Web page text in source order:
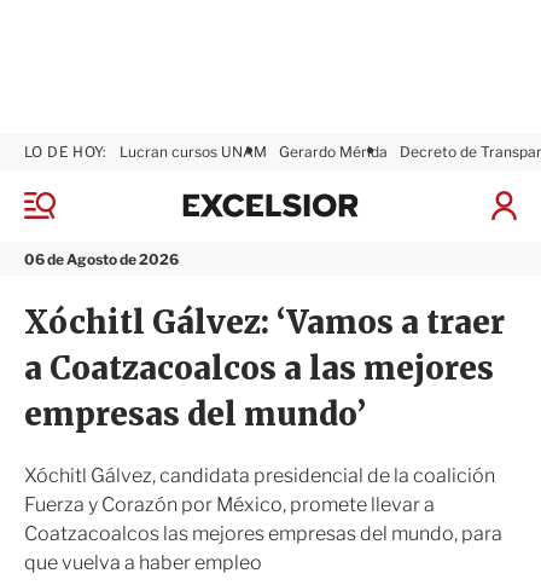
M
n
06 de Agosto de 2026
LO DE HOY: Lucran cursos UNAM Gerardo Mérida Decreto de
I
x
i
Xóchitl Gálvez: ‘Vamos a traer
a Coatzacoalcos a las mejores
empresas del mundo’
Xóchitl Gálvez, candidata presidencial de la coalición
Fuerza y Corazón por México, promete llevar a
Coatzacoalcos las mejores empresas del mundo, para
que vuelva a haber empleo